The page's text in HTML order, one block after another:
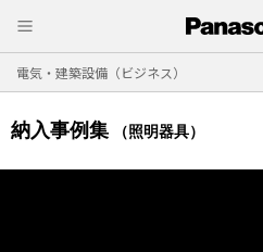
電気・建築設備（ビジネス）
納入事例集 （照明器具）